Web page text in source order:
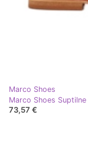
Marco Shoes
Marco Shoes
73,57 €